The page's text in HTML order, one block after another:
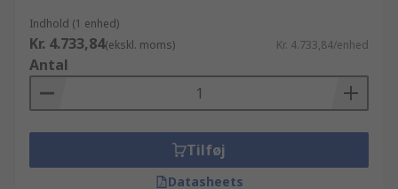
Indhold (1 enhed)
Kr. 4.733,84(ekskl. moms) Kr. 4.733,84/enhed
Antal
Tilføj
Datasheets